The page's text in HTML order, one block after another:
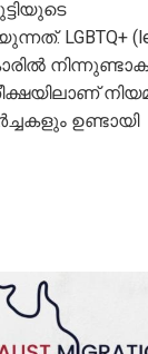
LGBTQ+
ഉണ്ടായി